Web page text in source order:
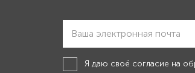
Я даю своё согласие на